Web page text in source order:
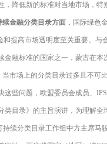
，降低新的标准对当地市场，特
续金融分类目录方面 ，国际绿色
和提高市场透明度至关重要。
金融标准的国家之一，蒙古在本
当市场上的分类目录过多且不可
这些问题，欧盟委员会成员、
类目录》的主旨演讲，为理解全
持续分类目录工作组中方主席马